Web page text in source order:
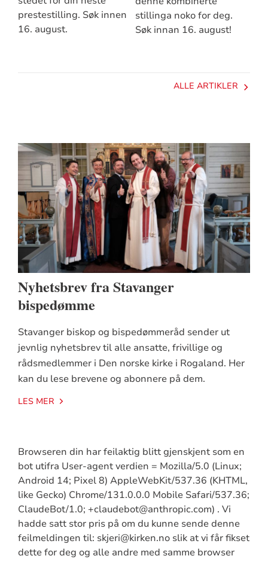
prestestilling. Søk innen
16. august.
stillinga noko for deg.
Søk innan 16. august!
ALLE ARTIKLER
Nyhetsbrev fra Stavanger
bispedømme
Stavanger biskop og bispedømmeråd sender ut
jevnlig nyhetsbrev til alle ansatte, frivillige og
rådsmedlemmer i Den norske kirke i Rogaland. Her
kan du lese brevene og abonnere på dem.
LES MER
Browseren din har feilaktig blitt gjenskjent som en
bot utifra User-agent verdien = Mozilla/5.0 (Linux;
Android 14; Pixel 8) AppleWebKit/537.36 (KHTML,
like Gecko) Chrome/131.0.0.0 Mobile Safari/537.36;
ClaudeBot/1.0; +claudebot@anthropic.com) . Vi
hadde satt stor pris på om du kunne sende denne
feilmeldingen til: skjeri@kirken.no slik at vi får fikset
dette for deg og alle andre med samme browser